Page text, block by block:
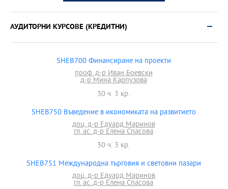
АУДИТОРНИ КУРСОВЕ (КРЕДИТНИ)
SHEB700 Финансиране на проекти
проф. д-р Иван Боевски
д-р Мина Карпузова
30 ч. 3 кр.
SHEB750 Въведение в икономиката на развитието
доц. д-р Едуард Маринов
гл. ас. д-р Елена Спасова
30 ч. 3 кр.
SHEB751 Международна търговия и световни пазари
доц. д-р Едуард Маринов
гл. ас. д-р Елена Спасова